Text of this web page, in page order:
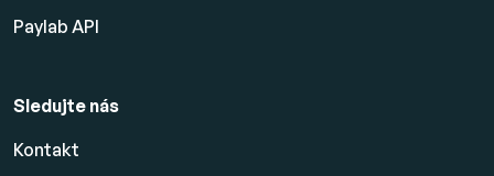
Paylab API
Sledujte nás
Kontakt